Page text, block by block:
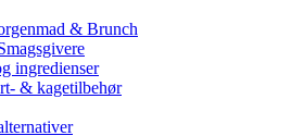
& Brunch
ingredienser
& kagetilbehør